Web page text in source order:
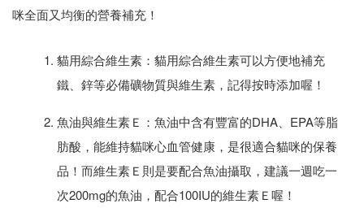
咪全面又均衡的營養補充！
貓用綜合維生素：貓用綜合維生素可以方便地補充
鐵、鋅等必備礦物質與維生素，記得按時添加喔！
魚油與維生素Ｅ：魚油中含有豐富的DHA、EPA等脂
肪酸，能維持貓咪心血管健康，是很適合貓咪的保養
品！而維生素Ｅ則是要配合魚油攝取，建議一週吃一
次200mg的魚油，配合100IU的維生素Ｅ喔！